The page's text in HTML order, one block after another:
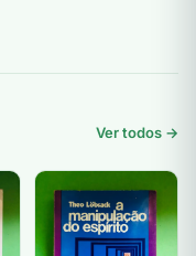
Ver todos →